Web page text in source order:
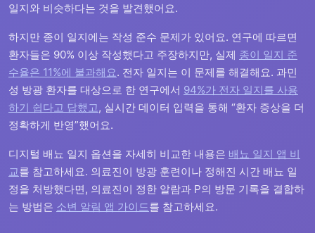
일지와 비슷하다는 것을 발견했어요.
하지만 종이 일지에는 작성 준수 문제가 있어요. 연구에 따르면
환자들은 90% 이상 작성했다고 주장하지만, 실제 종이 일지 준
수율은 11%에 불과해요. 전자 일지는 이 문제를 해결해요. 과민
성 방광 환자를 대상으로 한 연구에서 94%가 전자 일지를 사용
하기 쉽다고 답했고, 실시간 데이터 입력을 통해 “환자 증상을 더
정확하게 반영”했어요.
디지털 배뇨 일지 옵션을 자세히 비교한 내용은 배뇨 일지 앱 비
교를 참고하세요. 의료진이 방광 훈련이나 정해진 시간 배뇨 일
정을 처방했다면, 의료진이 정한 알람과 P의 방문 기록을 결합하
는 방법은 소변 알림 앱 가이드를 참고하세요.